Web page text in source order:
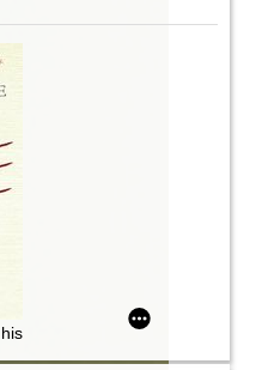
obrzezanej kobiety